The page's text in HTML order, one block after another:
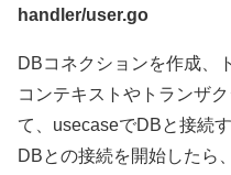
handler/user.go
DBコネクションを作成、
コンテキストやトランザ
て、usecaseでDBと接続
DBとの接続を開始したら